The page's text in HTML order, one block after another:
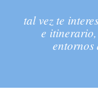
tal vez te
e
entornos